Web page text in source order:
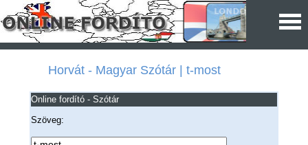
Horvát - Magyar Szótár | t-most
Online fordító - Szótár
Szöveg: